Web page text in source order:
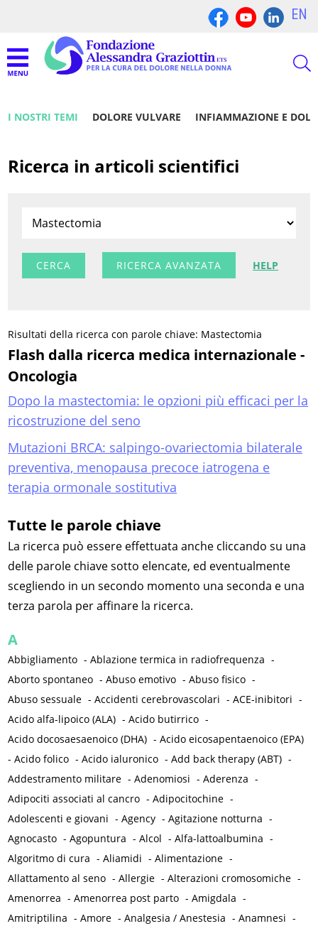
EN
I NOSTRI TEMI DOLORE VULVARE INFIAMMAZIONE E
Ricerca in articoli scientifici
RICERCA AVANZATA HELP
Risultati della ricerca con parole chiave: Mastectomia
Flash dalla ricerca medica internazionale -
Oncologia
Dopo la mastectomia: le opzioni più efficaci per la
ricostruzione del seno
Mutazioni BRCA: salpingo-ovariectomia bilaterale
preventiva, menopausa precoce iatrogena e
terapia ormonale sostitutiva
Tutte le parole chiave
La ricerca può essere effettuata anche cliccando su una
delle parole chiave sotto elencate, ed eventualmente
scegliendo in un secondo momento una seconda e una
terza parola per affinare la ricerca.
A
Abbigliamento -Ablazione termica in radiofrequenza -
Aborto spontaneo -Abuso emotivo -Abuso fisico -
Abuso sessuale -Accidenti cerebrovascolari -ACE-inibitori -
Acido alfa-lipoico (ALA) -Acido butirrico -
Acido docosaesaenoico (DHA) -Acido eicosapentaenoico (EPA)
-Acido folico -Acido ialuronico -Add back therapy (ABT) -
Addestramento militare -Adenomiosi -Aderenza -
Adipociti associati al cancro -Adipocitochine -
Adolescenti e giovani -Agency -Agitazione notturna -
Agnocasto -Agopuntura -Alcol -Alfa-lattoalbumina -
Algoritmo di cura -Aliamidi -Alimentazione -
Allattamento al seno -Allergie -Alterazioni cromosomiche -
Amenorrea -Amenorrea post parto -Amigdala -
Amitriptilina -Amore -Analgesia / Anestesia -Anamnesi -